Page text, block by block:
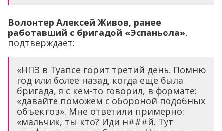
Волонтер Алексей Живов, ранее
работавший с бригадой «Эспаньола»,
подтверждает:
«НПЗ в Туапсе горит третий день. Помню
год или более назад, когда еще была
бригада, я с кем-то говорил, в формате:
«давайте поможем с обороной подобных
объектов». Мне ответили примерно:
«мальчик, ты кто? Иди н###й. Тут